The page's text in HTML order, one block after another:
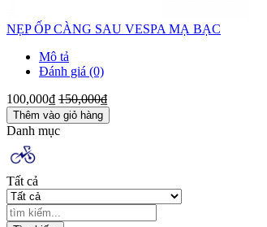
NẸP ỐP CÀNG SAU VESPA MẠ BẠC
Mô tả
Đánh giá (0)
100,000₫ 150,000₫
Thêm vào giỏ hàng
Danh mục
Tất cả